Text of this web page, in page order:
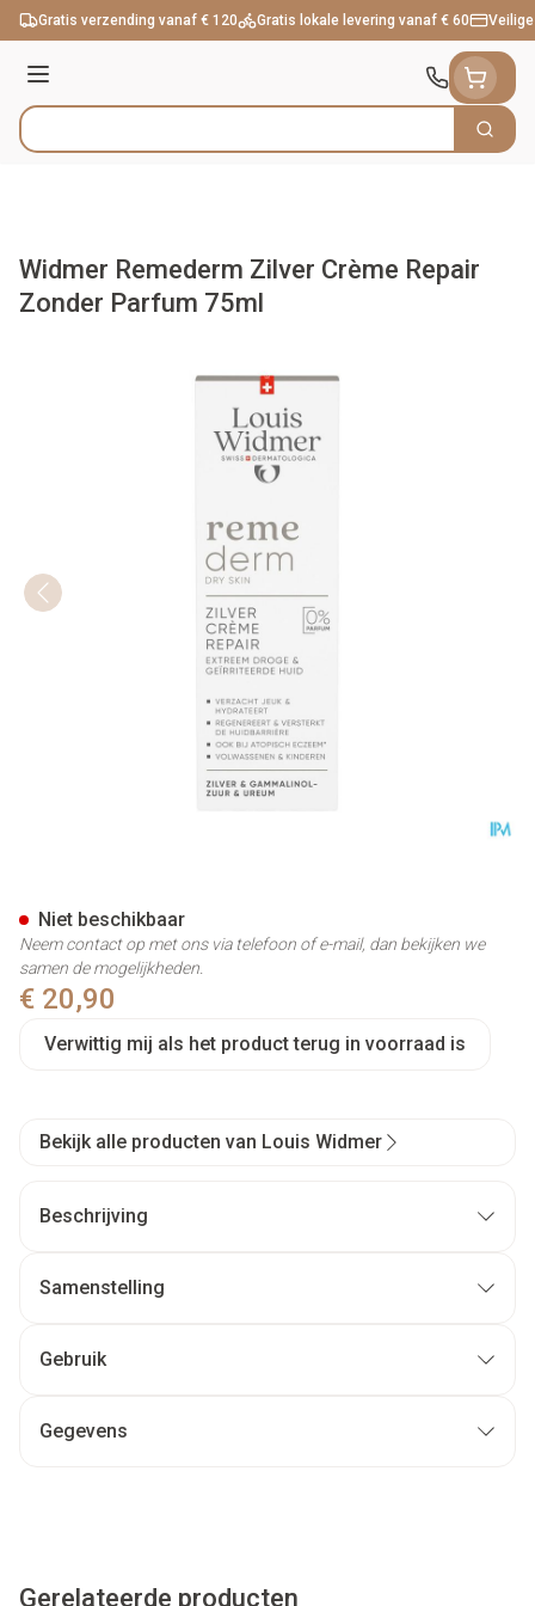
Ga naar de inhoud
Gratis verzending vanaf € 120 Gratis lokale levering vanaf € 60
Menu
Product, merk, categorie... Zoek
Widmer Remederm Zilver Crème Repair
Zonder Parfum 75ml
€ 20,90
Verwittig mij als het product terug in voorraad is
Niet beschikbaar
Neem contact op met ons via telefoon of e-mail, dan bekijken we
samen de mogelijkheden.
Bekijk alle producten van Louis Widmer
Beschrijving
Samenstelling
Gebruik
Gegevens
Gerelateerde producten